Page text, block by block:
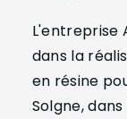
L'entreprise
dans la
en résine
Solgne,